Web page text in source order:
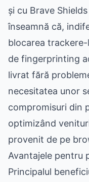
și cu Brave
înseamnă că,
blocarea
de fingerprinting
livrat fără
necesitatea unor
compromisuri din
optimizând
provenit de pe
Avantajele pentru
Principalul